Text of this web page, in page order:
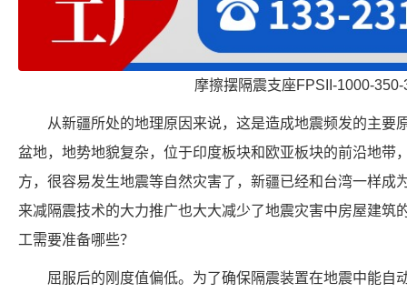
摩擦摆隔震支座FPSII-1000-350-
从新疆所处的地理原因来说，这是造成地震频发的主要
盆地，地势地貌复杂，位于印度板块和欧亚板块的前沿地带
方，很容易发生地震等自然灾害了，新疆已经和台湾一样成
来减隔震技术的大力推广也大大减少了地震灾害中房屋建筑
工需要准备哪些？
屈服后的刚度值偏低。为了确保隔震装置在地震中能自